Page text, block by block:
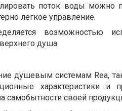
поток воды можно
легкое управление.
возможностью
душа.
душевым системам Rea,
характеристики и
самобытности своей